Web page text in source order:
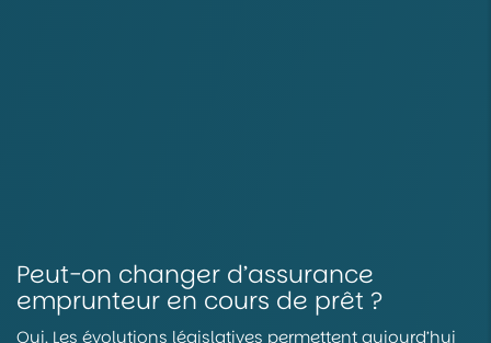
Peut-on changer d’assurance
emprunteur en cours de prêt ?
Oui. Les évolutions législatives permettent aujourd’hui